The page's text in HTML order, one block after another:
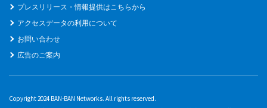
プレスリリース・情報提供はこちらから
アクセスデータの利用について
お問い合わせ
広告のご案内
Copyright 2024 BAN-BAN Networks. All rights reserved.